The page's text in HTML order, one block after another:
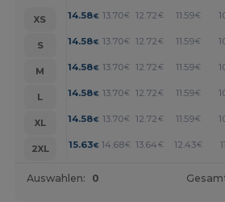
XS 14.58€ 13.70€ 12.72 € 11.59€
S
14.58€ 13.70€ 12.72 € 11.59€
M
14.58€ 13.70€ 12.72 € 11.59€
L
14.58€ 13.70€ 12.72 € 11.59€
XL
14.58€ 13.70€ 12.72 € 11.59€
2XL
15.63€ 14.68€ 13.64 € 12.43€
Auswahlen: 0